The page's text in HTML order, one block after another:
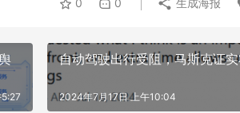
0 0 生成海报
自动驾驶出行受阻，马斯克证
2024年7月17日 上午10:04